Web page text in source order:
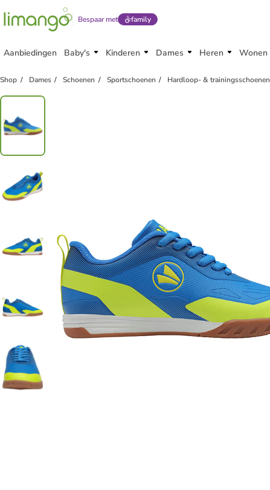
Bespaar met family
Aanbiedingen Baby's Kinderen Dames Heren Wonen
Shop Dames Schoenen Sportschoenen Hardloop- & trainingsschoenen